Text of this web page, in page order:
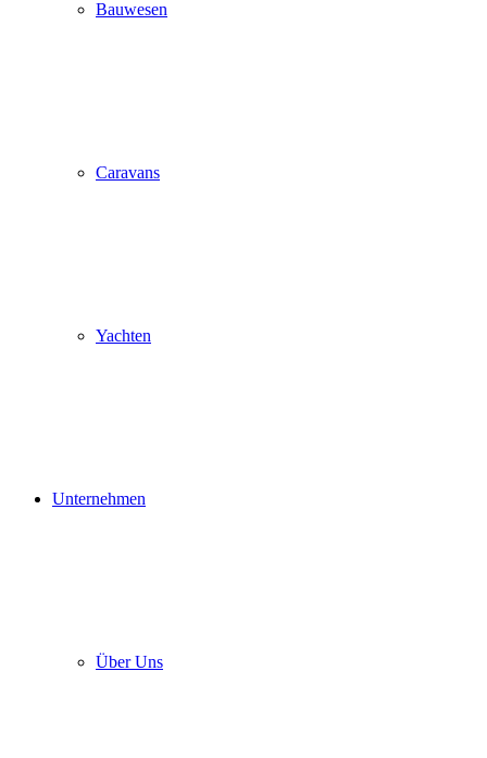
Bauwesen
Caravans
Yachten
Unternehmen
Über Uns